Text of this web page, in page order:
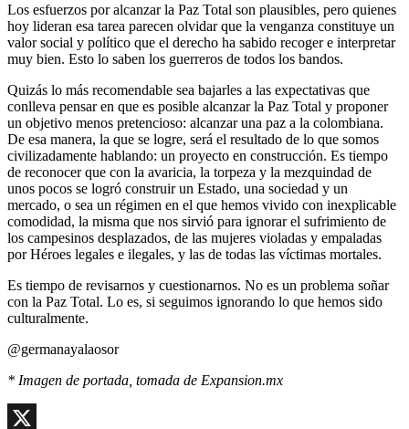
Los esfuerzos por alcanzar la Paz Total son plausibles, pero quienes
hoy lideran esa tarea parecen olvidar que la venganza constituye un
valor social y político que el derecho ha sabido recoger e interpretar
muy bien. Esto lo saben los guerreros de todos los bandos.
Quizás lo más recomendable sea bajarles a las expectativas que
conlleva pensar en que es posible alcanzar la Paz Total y proponer
un objetivo menos pretencioso: alcanzar una paz a la colombiana.
De esa manera, la que se logre, será el resultado de lo que somos
civilizadamente hablando: un proyecto en construcción. Es tiempo
de reconocer que con la avaricia, la torpeza y la mezquindad de
unos pocos se logró construir un Estado, una sociedad y un
mercado, o sea un régimen en el que hemos vivido con inexplicable
comodidad, la misma que nos sirvió para ignorar el sufrimiento de
los campesinos desplazados, de las mujeres violadas y empaladas
por Héroes legales e ilegales, y las de todas las víctimas mortales.
Es tiempo de revisarnos y cuestionarnos. No es un problema soñar
con la Paz Total. Lo es, si seguimos ignorando lo que hemos sido
culturalmente.
@germanayalaosor
* Imagen de portada, tomada de Expansion.mx